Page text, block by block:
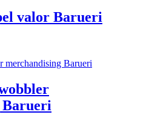
valor Barueri
Barueri